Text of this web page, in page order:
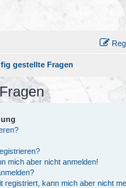
gestellte Fragen
mich aber nicht anmelden!
registriert, kann mich aber nicht